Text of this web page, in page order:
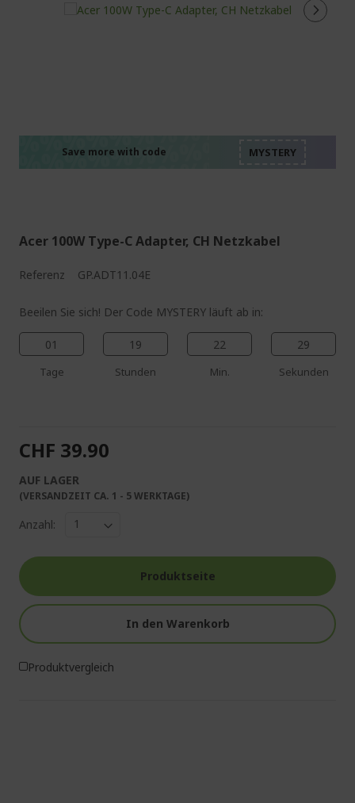
Save more with code
Acer 100W Type-C Adapter, CH Netzkabel
Referenz GP.ADT11.04E
Beeilen Sie sich! Der Code MYSTERY läuft ab in:
01
Tage
19
Stunden
22
Min.
28
Sekunden
CHF 39.90
AUF LAGER
(VERSANDZEIT CA. 1 - 5 WERKTAGE)
Anzahl:
Produktseite
In den Warenkorb
Produktvergleich